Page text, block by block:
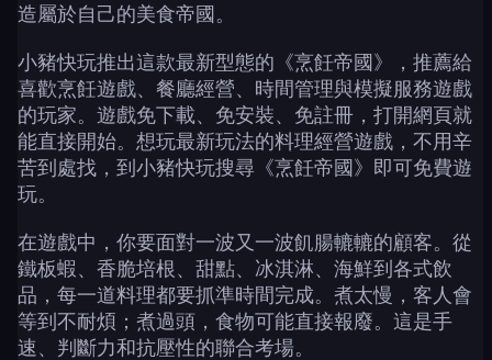
造屬於自己的美食帝國。
小豬快玩推出這款最新型態的《烹飪帝國》，推薦給
喜歡烹飪遊戲、餐廳經營、時間管理與模擬服務遊戲
的玩家。遊戲免下載、免安裝、免註冊，打開網頁就
能直接開始。想玩最新玩法的料理經營遊戲，不用辛
苦到處找，到小豬快玩搜尋《烹飪帝國》即可免費遊
玩。
在遊戲中，你要面對一波又一波飢腸轆轆的顧客。從
鐵板蝦、香脆培根、甜點、冰淇淋、海鮮到各式飲
品，每一道料理都要抓準時間完成。煮太慢，客人會
等到不耐煩；煮過頭，食物可能直接報廢。這是手
速、判斷力和抗壓性的聯合考場。